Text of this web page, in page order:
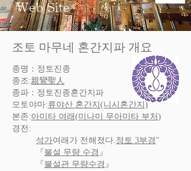
Web Site
조토 마무네 혼간지파 개요
종명：정토진종
종조:親鸞聖人
종파：정토진종혼간지파
모토야마:류야산 혼간지(니시혼간지)
본존:아미타 여래 (미나미 무아미타 부처 )
경전:
석가여래가 전해졌다.정토 3부경 "
『 불설 무량 수경 』
『 불설관 무량수경 』